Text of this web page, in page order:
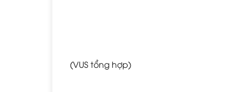
(VUS tổng hợp)